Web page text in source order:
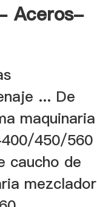
Aceros-
... De
maquinaria
450/560
caucho de
mezclador